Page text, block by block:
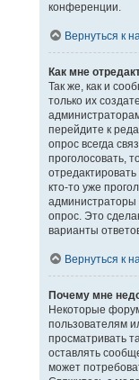
конференции.
Вернуться к
Как мне
Так же, как и
только их
перейдите к
опрос всегда
проголосовать,
кто-то уже
администраторы
опрос. Это
варианты
Вернуться к
Почему мне
Некоторые
пользователям
просматривать
оставлять
может